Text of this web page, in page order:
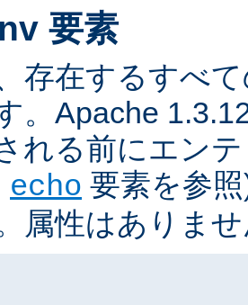
要素
存在するすべ
。Apache
れる前にエン
echo 要素を参
属性はありま